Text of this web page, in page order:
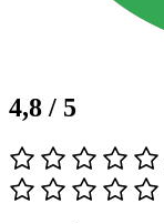
4,8 / 5